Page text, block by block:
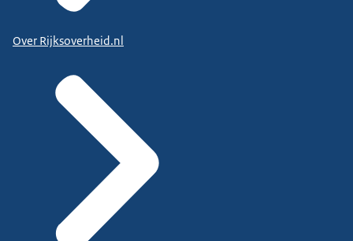
Over Rijksoverheid.nl